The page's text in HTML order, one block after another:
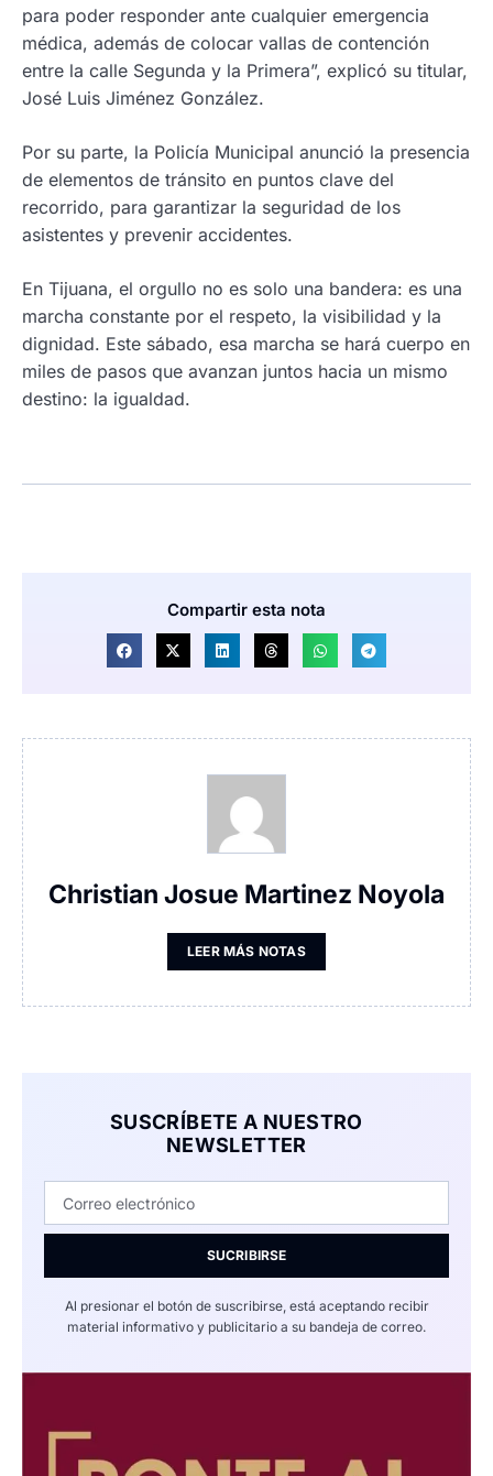
para poder responder ante cualquier emergencia
médica, además de colocar vallas de contención
entre la calle Segunda y la Primera”, explicó su titular,
José Luis Jiménez González.
Por su parte, la Policía Municipal anunció la presencia
de elementos de tránsito en puntos clave del
recorrido, para garantizar la seguridad de los
asistentes y prevenir accidentes.
En Tijuana, el orgullo no es solo una bandera: es una
marcha constante por el respeto, la visibilidad y la
dignidad. Este sábado, esa marcha se hará cuerpo en
miles de pasos que avanzan juntos hacia un mismo
destino: la igualdad.
Compartir esta nota
Christian Josue Martinez Noyola
LEER MÁS NOTAS
SUSCRÍBETE A NUESTRO
NEWSLETTER
SUCRIBIRSE
Al presionar el botón de suscribirse, está aceptando recibir
material informativo y publicitario a su bandeja de correo.